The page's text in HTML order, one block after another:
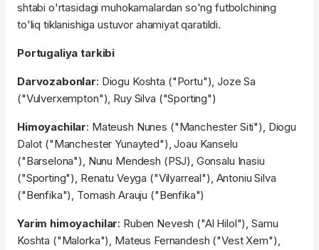
shtabi o'rtasidagi muhokamalardan so'ng futbolchining
to'liq tiklanishiga ustuvor ahamiyat qaratildi.
Portugaliya tarkibi
Darvozabonlar: Diogu Koshta ("Portu"), Joze Sa
("Vulverxempton"), Ruy Silva ("Sporting")
Himoyachilar: Mateush Nunes ("Manchester Siti"), Diogu
Dalot ("Manchester Yunayted"), Joau Kanselu
("Barselona"), Nunu Mendesh (PSJ), Gonsalu Inasiu
("Sporting"), Renatu Veyga ("Vilyarreal"), Antoniu Silva
("Benfika"), Tomash Arauju ("Benfika")
Yarim himoyachilar: Ruben Nevesh ("Al Hilol"), Samu
Koshta ("Malorka"), Mateus Fernandesh ("Vest Xem"),